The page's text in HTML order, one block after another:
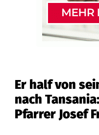
Er half von
nach
Pfarrer Josef